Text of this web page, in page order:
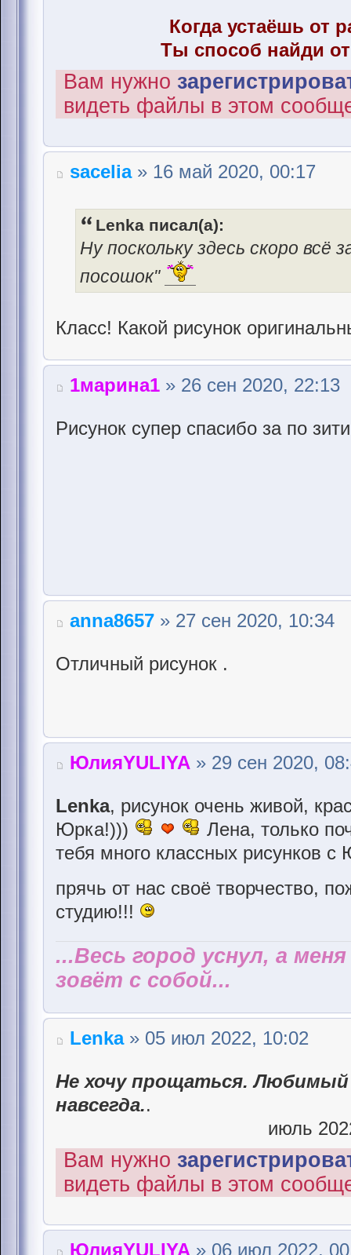
Когда устаёшь от
Ты способ найди
Вам нужно
видеть файлы в этом
sacelia» 16 май 2020, 00:17
Lenka писал(а):
Ну поскольку здесь скоро всё
посошок"
Класс! Какой рисунок
1марина1 » 26 сен 2020, 22:13
Риcунок супер спасибо за по
anna8657 » 27 сен 2020, 10:34
Отличный рисунок .
ЮлияYULIYA » 29 сен 2020,
Lenka, рисунок очень живой,
Юрка!)))
Лена, только
тебя много классных рисунков
прячь от нас своё творчество,
студию!!!
...Весь город уснул, а
зовёт с собой...
Lenka» 05 июл 2022, 10:02
Не хочу прощаться. Любимый
навсегда..
июль
Вам нужно
видеть файлы в этом
ЮлияYULIYA » 06 июл 2022,